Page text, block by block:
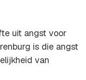
uit angst voor
is die angst
van